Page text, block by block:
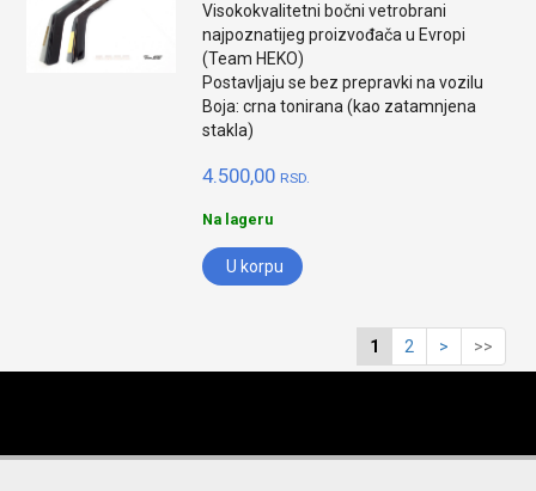
Visokokvalitetni bočni vetrobrani
najpoznatijeg proizvođača u Evropi
(Team HEKO)
Postavljaju se bez prepravki na vozilu
Boja: crna tonirana (kao zatamnjena
stakla)
4.500,00 RSD.
Na lageru
U korpu
1 2 > >>